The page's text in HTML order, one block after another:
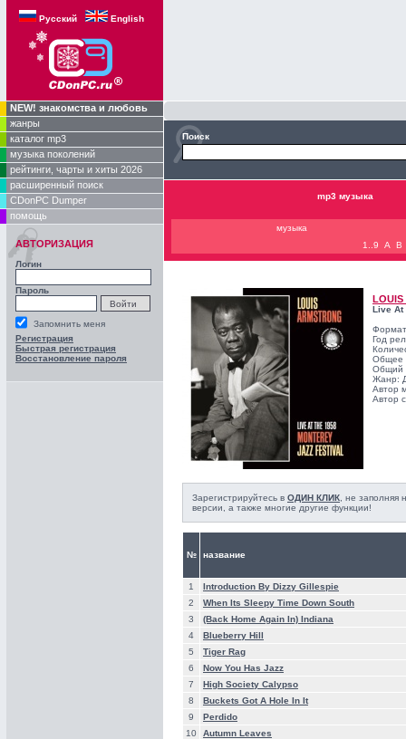
Русский English
NEW! знакомства и любовь
жанры
каталог mp3
музыка поколений
рейтинги, чарты и хиты 2026
расширенный поиск
CDonPC Dumper
помощь
АВТОРИЗАЦИЯ
Логин
Пароль
Запомнить меня
Регистрация
Быстрая регистрация
Восстановление пароля
Поиск
mp3 музыка
музыка
1..9
A B
LOUIS
Live At
Год
Общее
Общий
Жанр:
Автор
Автор
Зарегистрируйтесь в ОДИН КЛИК , не
версии, а также многие другие функции!
№ название
1
Introduction By Dizzy Gillespie
2
When Its Sleepy Time Down South
3
(Back Home Again In) Indiana
4
Blueberry Hill
5
Tiger Rag
6
Now You Has Jazz
7
High Society Calypso
8
Buckets Got A Hole In It
9
Perdido
10
Autumn Leaves